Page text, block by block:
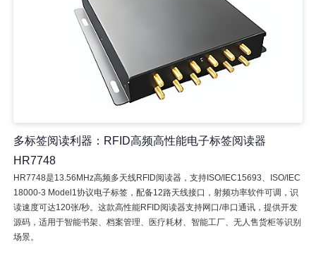
多标签阅读利器：RFID高频高性能电子标签阅读器
HR7748
HR7748是13.56MHz高频多天线RFID阅读器，支持ISO/IEC15693、ISO/IEC
18000-3 Model1协议电子标签，配备12路天线接口，射频功率软件可调，识
读速度可达120张/秒。这款高性能RFID阅读器支持网口/串口通讯，提供开发
源码，适用于智能书架、档案管理、医疗耗材、智能工厂、无人售货柜等识别
场景。